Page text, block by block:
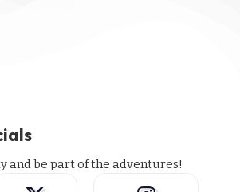
and be part of the adventures!